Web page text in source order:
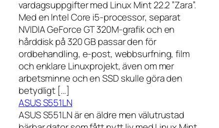
vardagsuppgifter med Linux Mint 22.2 ”Zara”.
Med en Intel Core i5-processor, separat
NVIDIA GeForce GT 320M-grafik och en
hårddisk på 320 GB passar den för
ordbehandling, e-post, webbsurfning, film
och enklare Linuxprojekt, även om mer
arbetsminne och en SSD skulle göra den
betydligt […]
ASUS S551LN
ASUS S551LN är en äldre men välutrustad